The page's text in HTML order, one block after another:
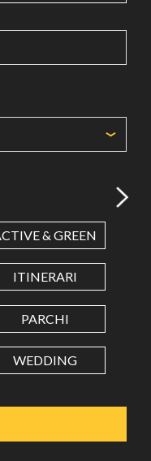
as decimal separator.
& GREEN
ITINERARI
PARCHI
WEDDING